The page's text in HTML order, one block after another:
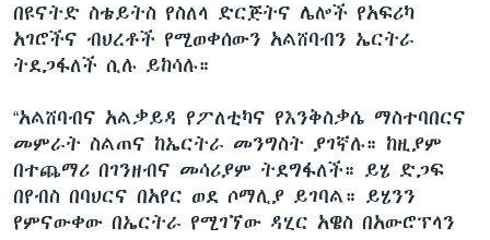
በዩናትድ ስቴይትስ የስለላ ድርጅትና ሌሎች የአፍሪካ
አገሮችና ብህረቶች የሚወቀሰውን አልሸባብን ኤርትራ
ትደጋፋለች ሲሉ ይከሳሉ።
“አልሸባብና አልቃይዳ የፖለቲካና የእንቅስቃሴ ማስተባበርና
መምራት ስልጠና ከኤርትራ መንግስት ያገኛሉ። ከዚያም
በተጨማሪ በገንዘብና መሳሪያም ትደግፋለች። ይሄ ድጋፍ
በየብስ በባህርና በአየር ወደ ሶማሊያ ይገባል። ይሄንን
የምናውቀው በኤርትራ የሚገኘው ዳሂር አዌስ በአውሮፕላን